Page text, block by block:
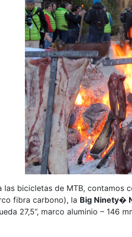
las bicicletas de MTB, contamos
fibra carbono), la Big Ninety�
27,5”, marco aluminio – 146